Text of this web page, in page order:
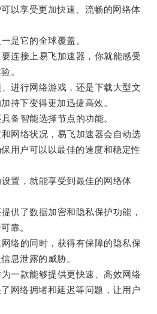
以享受更加快速、流畅的网络体
它的全球覆盖。
接上易飞加速器，你就能感受
。
行网络游戏，还是下载大型文
持下变得更加迅捷高效。
智能选择节点的功能。
络状况，易飞加速器会自动选
用户可以以最佳的速度和稳定性
，就能享受到最佳的网络体
了数据加密和隐私保护功能，
靠。
的同时，获得有保障的隐私保
息泄露的威胁。
款能够提供更快速、高效网络
网络拥堵和延迟等问题，让用户